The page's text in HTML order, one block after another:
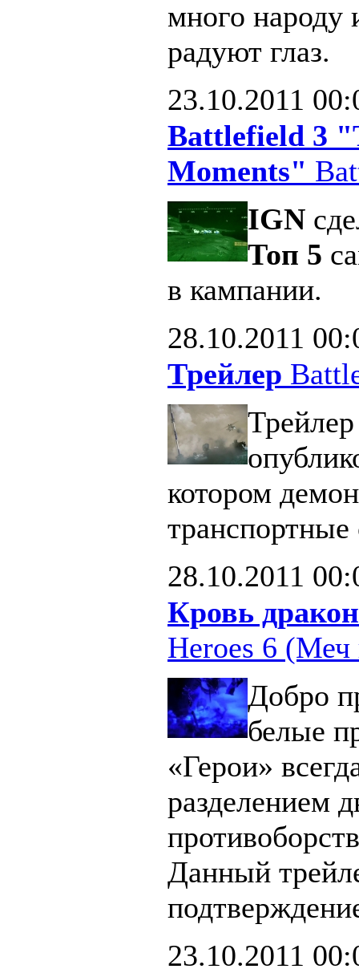
много народу
радуют глаз.
23.10.2011
Battlefield 3
Moments"
IGN
Топ 5
в кампании.
28.10.2011
Трейлер
котором
транспортные
28.10.2011
Кровь
Heroes 6 (Меч
Добро
белые
«Герои»
разделением
Данный
23.10.2011